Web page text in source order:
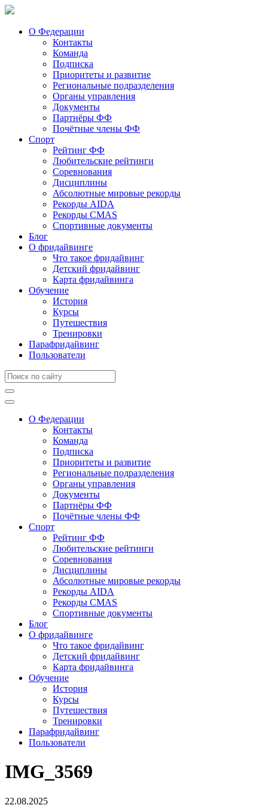
О Федерации
Контакты
Команда
Подписка
Приоритеты и развитие
Региональные подразделения
Органы управления
Документы
Партнёры ФФ
Почётные члены ФФ
Спорт
Рейтинг ФФ
Любительские рейтинги
Соревнования
Дисциплины
Абсолютные мировые рекорды
Рекорды AIDA
Рекорды CMAS
Спортивные документы
Блог
О фридайвинге
Что такое фридайвинг
Детский фридайвинг
Карта фридайвинга
Обучение
История
Курсы
Путешествия
Тренировки
Парафридайвинг
Пользователи
О Федерации
Контакты
Команда
Подписка
Приоритеты и развитие
Региональные подразделения
Органы управления
Документы
Партнёры ФФ
Почётные члены ФФ
Спорт
Рейтинг ФФ
Любительские рейтинги
Соревнования
Дисциплины
Абсолютные мировые рекорды
Рекорды AIDA
Рекорды CMAS
Спортивные документы
Блог
О фридайвинге
Что такое фридайвинг
Детский фридайвинг
Карта фридайвинга
Обучение
История
Курсы
Путешествия
Тренировки
Парафридайвинг
Пользователи
IMG_3569
22.08.2025